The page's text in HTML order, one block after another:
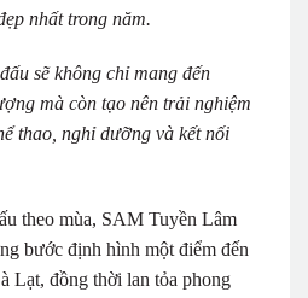
nhất trong năm.
sẽ không chỉ mang đến
mà còn tạo nên trải nghiệm
thao, nghỉ dưỡng và kết nối
theo mùa, SAM Tuyền Lâm
bước định hình một điểm đến
Lạt, đồng thời lan tỏa phong